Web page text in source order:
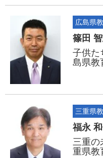
広島県
篠田
子供た
島県
三重県
福永
三重の
重県